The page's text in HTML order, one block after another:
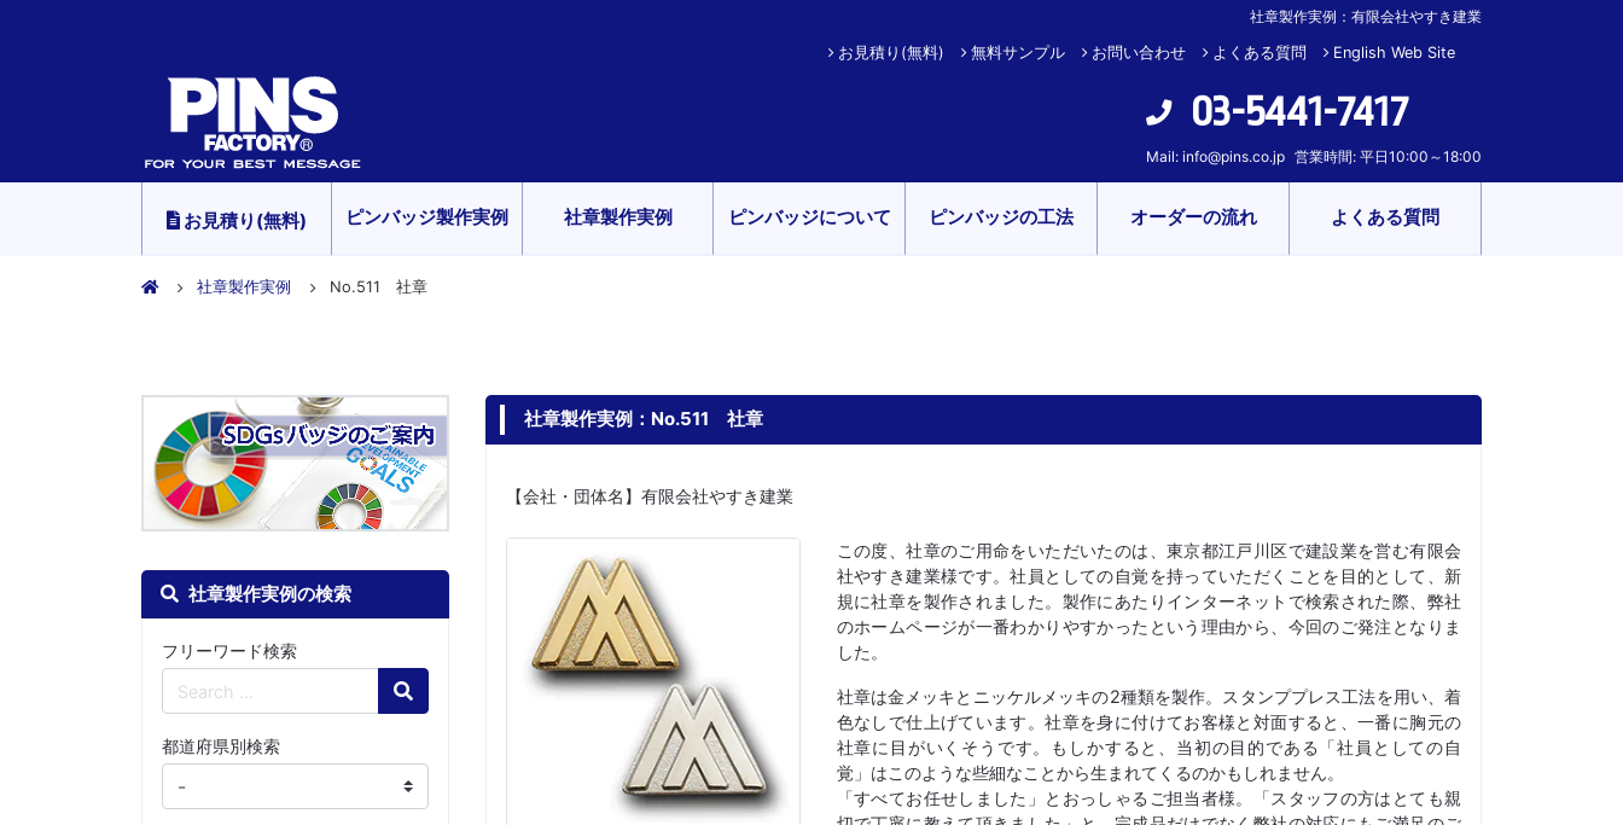
社章製作実例：有限会社やすき建業
お見積り(無料) 無料サンプル お問い合わせ よくある質問 English Web Site
03-5441-7417
Mail: info@pins.co.jp 営業時間: 平日10:00～18:00
お見積り(無料) ピンバッジ製作実例 社章製作実例 ピンバッジについて ピンバッジの工法 オーダーの流れ よくある質問
社章製作実例 No.511 社章
社章製作実例の検索
フリーワード検索
Search
都道府県別検索
社章製作実例：No.511 社章
【会社・団体名】有限会社やすき建業
この度、社章のご用命をいただいたのは、東京都江戸川区で建設業を営む有限会
社やすき建業様です。社員としての自覚を持っていただくことを目的として、新
規に社章を製作されました。製作にあたりインターネットで検索された際、弊社
のホームページが一番わかりやすかったという理由から、今回のご発注となりま
した。
社章は金メッキとニッケルメッキの2種類を製作。スタンププレス工法を用い、着
色なしで仕上げています。社章を身に付けてお客様と対面すると、一番に胸元の
社章に目がいくそうです。もしかすると、当初の目的である「社員としての自
覚」はこのような些細なことから生まれてくるのかもしれません。
「すべてお任せしました」とおっしゃるご担当者様。「スタッフの方はとても親